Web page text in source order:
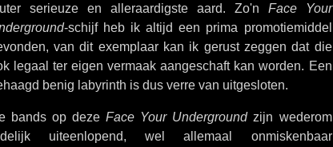
serieuze en alleraardigste aard. Zo'n Face Your
-schijf heb ik altijd een prima promotiemiddel
van dit exemplaar kan ik gerust zeggen dat die
legaal ter eigen vermaak aangeschaft kan worden. Een
benig labyrinth is dus verre van uitgesloten.
bands op deze Face Your Undergroundzijn wederom
uiteenlopend, wel allemaal onmiskenbaar